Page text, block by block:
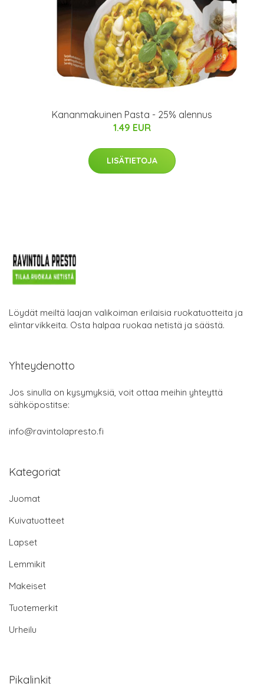
Kananmakuinen Pasta - 25% alennus
1.49 EUR
LISÄTIETOJA
Löydät meiltä laajan valikoiman erilaisia ruokatuotteita ja
elintarvikkeita. Osta halpaa ruokaa netistä ja säästä.
Yhteydenotto
Jos sinulla on kysymyksiä, voit ottaa meihin yhteyttä
sähköpostitse:
info@ravintolapresto.fi
Kategoriat
Juomat
Kuivatuotteet
Lapset
Lemmikit
Makeiset
Tuotemerkit
Urheilu
Pikalinkit